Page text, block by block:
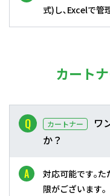
式)し､Excelで管
カート
カートナー
ワ
か？
対応可能です｡た
限がございます｡